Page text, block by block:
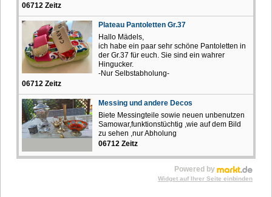
06712 Zeitz
Plateau Pantoletten Gr.37
Hallo Mädels,
ich habe ein paar sehr schöne Pantoletten in
der Gr.37 für euch. Sie sind ein wahrer
Hingucker.
-Nur Selbstabholung-
06712 Zeitz
Messing und andere Decos
Biete Messingteile sowie neuen unbenutzen
Samowar,funktionstüchtig ,wie auf dem Bild
zu sehen ,nur Abholung
06712 Zeitz
Powered by
Widget auf Ihrer Seite einbinden